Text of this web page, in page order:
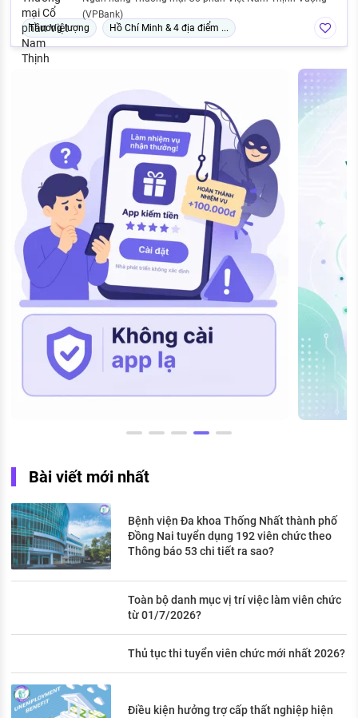
(VPBank)
Thương lượng
Hồ Chí Minh & 4 địa điểm ...
Bài viết mới nhất
Bệnh viện Đa khoa Thống Nhất thành phố
Đồng Nai tuyển dụng 192 viên chức theo
Thông báo 53 chi tiết ra sao?
Toàn bộ danh mục vị trí việc làm viên chức
từ 01/7/2026?
Thủ tục thi tuyển viên chức mới nhất 2026?
Điều kiện hưởng trợ cấp thất nghiệp hiện